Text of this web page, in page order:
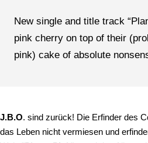
New single and title track
pink cherry on top of their
pink) cake of absolute
J.B.O. sind zurück! Die Erfinder des
das Leben nicht vermiesen und